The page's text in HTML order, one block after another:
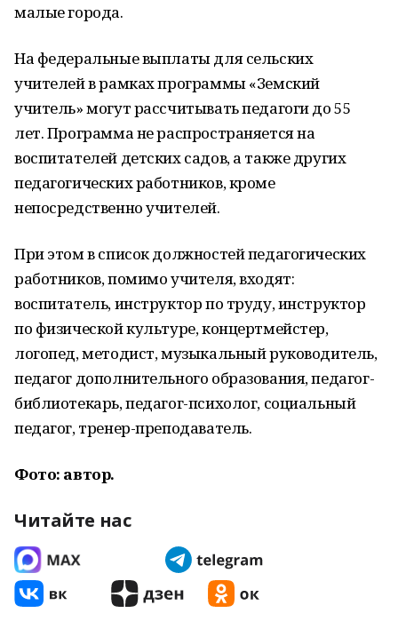
малые города.
На федеральные выплаты для сельских
учителей в рамках программы «Земский
учитель» могут рассчитывать педагоги до 55
лет. Программа не распространяется на
воспитателей детских садов, а также других
педагогических работников, кроме
непосредственно учителей.
При этом в список должностей педагогических
работников, помимо учителя, входят:
воспитатель, инструктор по труду, инструктор
по физической культуре, концертмейстер,
логопед, методист, музыкальный руководитель,
педагог дополнительного образования, педагог-
библиотекарь, педагог-психолог, социальный
педагог, тренер-преподаватель.
Фото: автор.
Читайте нас